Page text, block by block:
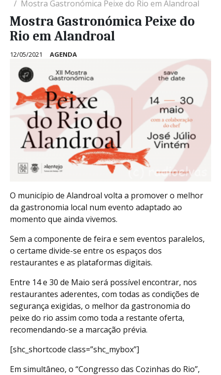
Mostra Gastronómica Peixe do Rio em Alandroal
Mostra Gastronómica Peixe do
Rio em Alandroal
12/05/2021 AGENDA
O município de Alandroal volta a promover o melhor
da gastronomia local num evento adaptado ao
momento que ainda vivemos.
Sem a componente de feira e sem eventos paralelos,
o certame divide-se entre os espaços dos
restaurantes e as plataformas digitais.
Entre 14 e 30 de Maio será possível encontrar, nos
restaurantes aderentes, com todas as condições de
segurança exigidas, o melhor da gastronomia do
peixe do rio assim como toda a restante oferta,
recomendando-se a marcação prévia.
[shc_shortcode class=”shc_mybox”]
Em simultâneo, o “Congresso das Cozinhas do Rio”,